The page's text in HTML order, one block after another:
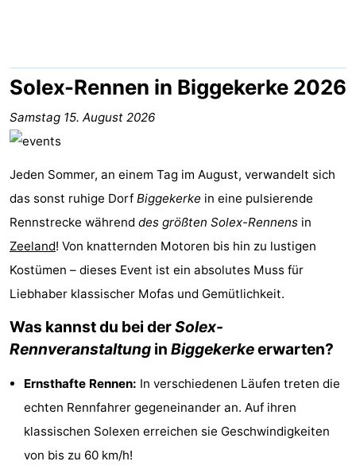
Duinoord
-
Duinweg
-
Kurhaus
Soutelande
Campingplätze
Ferienhäuser
De
Zandput
-
Duinzicht
-
Kustlicht
Meerpaal
Solex-Rennen in Biggekerke 2026
Samstag 15. August 2026
Jeden Sommer, an einem Tag im August, verwandelt sich
das sonst ruhige Dorf Biggekerke in eine pulsierende
Rennstrecke während des größten Solex-Rennens in
Zeeland! Von knatternden Motoren bis hin zu lustigen
Kostümen – dieses Event ist ein absolutes Muss für
Liebhaber klassischer Mofas und Gemütlichkeit.
Was kannst du bei derSolex-
Rennveranstaltung in Biggekerkeerwarten?
Ernsthafte Rennen: In verschiedenen Läufen treten die
echten Rennfahrer gegeneinander an. Auf ihren
klassischen Solexen erreichen sie Geschwindigkeiten
von bis zu 60 km/h!